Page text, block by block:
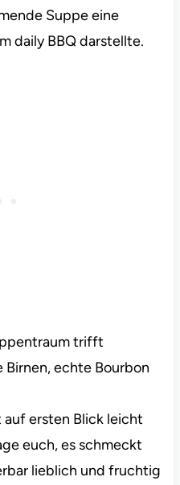
Suppe eine
daily BBQ darstellte.
trifft
echte Bourbon
ersten Blick leicht
euch, es schmeckt
lieblich und fruchtig